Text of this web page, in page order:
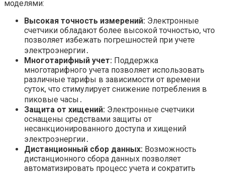
моделями:
Высокая точность измерений: Электронные
счетчики обладают более высокой точностью, что
позволяет избежать погрешностей при учете
электроэнергии․
Многотарифный учет: Поддержка
многотарифного учета позволяет использовать
различные тарифы в зависимости от времени
суток, что стимулирует снижение потребления в
пиковые часы․
Защита от хищений: Электронные счетчики
оснащены средствами защиты от
несанкционированного доступа и хищений
электроэнергии․
Дистанционный сбор данных: Возможность
дистанционного сбора данных позволяет
автоматизировать процесс учета и сократить